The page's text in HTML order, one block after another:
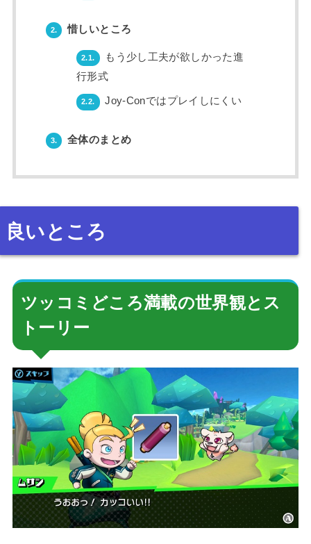
2. 惜しいところ
2.1.
もう少し工夫が欲しかった進
行形式
2.2. Joy-Conではプレイしにくい
3. 全体のまとめ
良いところ
ツッコミどころ満載の世界観とス
トーリー